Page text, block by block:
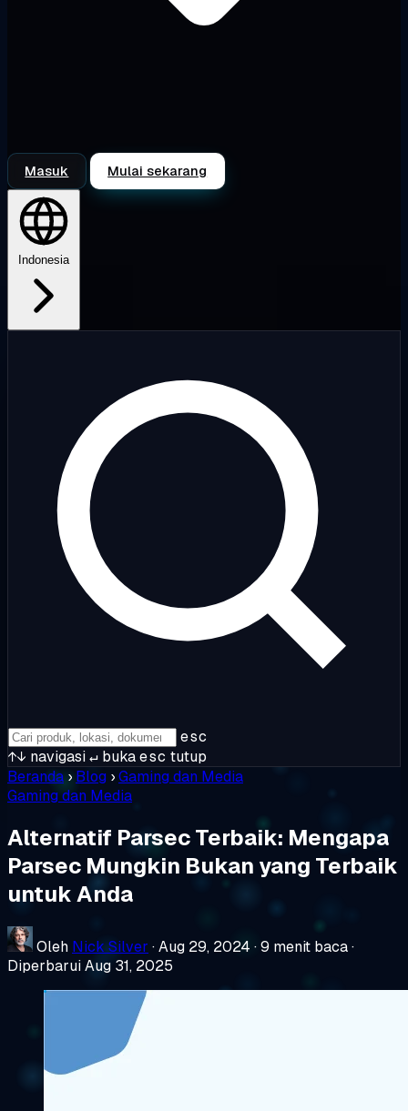
Masuk Mulai sekarang
Indonesia
esc
↑↓ navigasi↵ bukaesc tutup
Beranda › Blog ›Gaming dan Media
Gaming dan Media
Alternatif Parsec Terbaik: Mengapa
Parsec Mungkin Bukan yang Terbaik
untuk Anda
Oleh Nick Silver ·Aug 29, 2024 ·9 menit baca·
Diperbarui Aug 31, 2025